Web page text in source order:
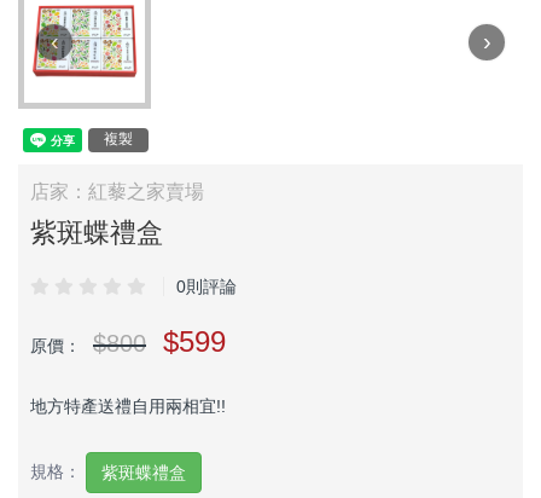
‹ ›
複製
店家：紅藜之家賣場
紫斑蝶禮盒
0則評論
原價： $800 $599
地方特產送禮自用兩相宜!!
規格： 紫斑蝶禮盒